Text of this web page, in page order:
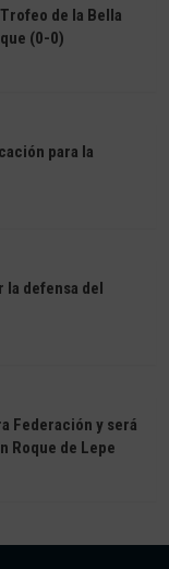
de la Bella
(0-0)
para la
la defensa del
Federación y será
Roque de Lepe